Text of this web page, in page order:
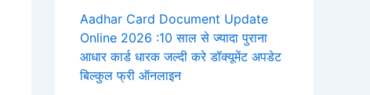
Aadhar Card Document Update
Online 2026 :10 साल से ज्यादा पुराना
आधार कार्ड धारक जल्दी करे डॉक्यूमेंट अपडेट
बिल्कुल फ्री ऑनलाइन